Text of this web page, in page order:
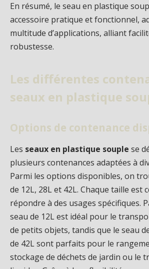
En résumé, le seau en plastique
accessoire pratique et fonctionnel,
multitude d’applications, alliant
robustesse.
Les différentes
seaux en plastique
Options de contenance
Les seaux en plastique souple se
plusieurs contenances adaptées à
Parmi les options disponibles, on
de 12L, 28L et 42L. Chaque taille est
répondre à des usages spécifiques.
seau de 12L est idéal pour le
de petits objets, tandis que le seau
de 42L sont parfaits pour le
stockage de déchets de jardin ou le